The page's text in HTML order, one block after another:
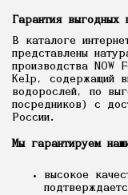
Гарантия выгодных
В каталоге
представлены
производства
Kelp, содержащий
водорослей, по
посредников) с
России.
Мы гарантируем
высокое